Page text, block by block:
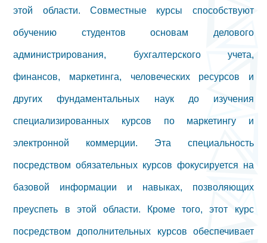
этой области. Совместные курсы способствуют
обучению студентов основам делового
администрирования, бухгалтерского учета,
финансов, маркетинга, человеческих ресурсов и
других фундаментальных наук до изучения
специализированных курсов по маркетингу и
электронной коммерции. Эта специальность
посредством обязательных курсов фокусируется на
базовой информации и навыках, позволяющих
преуспеть в этой области. Кроме того, этот курс
посредством дополнительных курсов обеспечивает